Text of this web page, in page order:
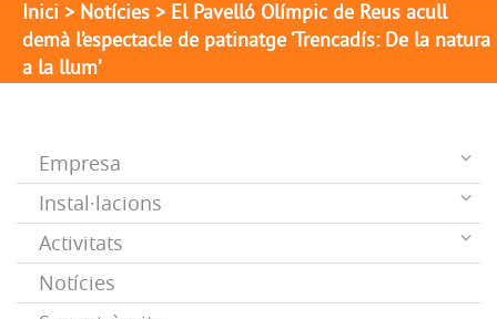
Inici > Notícies > El Pavelló Olímpic de Reus acull
demà l’espectacle de patinatge ‘Trencadís: De la natura
a la llum’
Empresa
Instal·lacions
Activitats
Notícies